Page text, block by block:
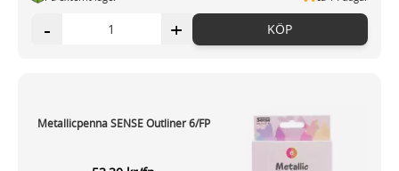
- + KÖP
Metallicpenna SENSE Outliner 6/FP